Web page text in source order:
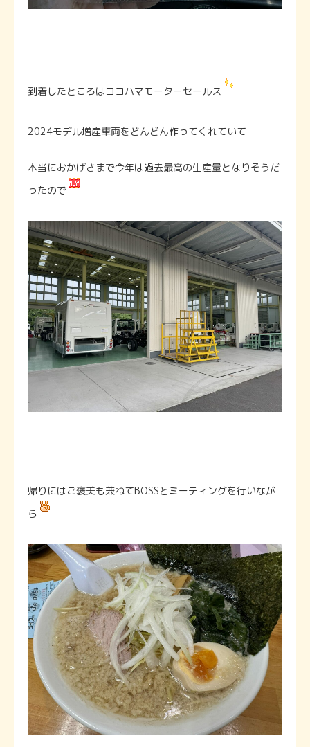
到着したところはヨコハマモーターセールス
2024モデル増産車両をどんどん作ってくれていて
本当におかげさまで今年は過去最高の生産量となりそうだ
ったので
帰りにはご褒美も兼ねてBOSSとミーティングを行いなが
ら